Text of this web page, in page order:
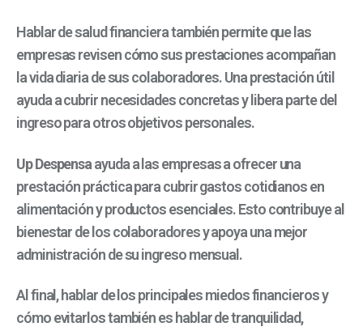
Hablar de salud financiera también permite que las
empresas revisen cómo sus prestaciones acompañan
la vida diaria de sus colaboradores. Una prestación útil
ayuda a cubrir necesidades concretas y libera parte del
ingreso para otros objetivos personales.
Up Despensaayuda a las empresas a ofrecer una
prestación práctica para cubrir gastos cotidianos en
alimentación y productos esenciales. Esto contribuye al
bienestar de los colaboradores y apoya una mejor
administración de su ingreso mensual.
Al final, hablar de los principales miedos financieros y
cómo evitarlos también es hablar de tranquilidad,